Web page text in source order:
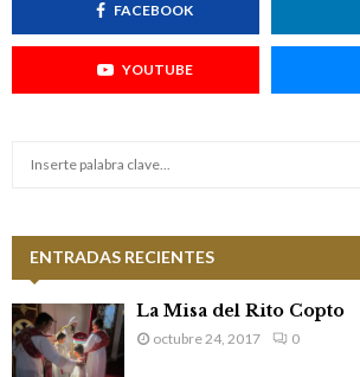
FACEBOOK
YOUTUBE
h
f
o
r
ENTRADAS RECIENTES
La Misa del Rito Copto
octubre 24, 2017 0